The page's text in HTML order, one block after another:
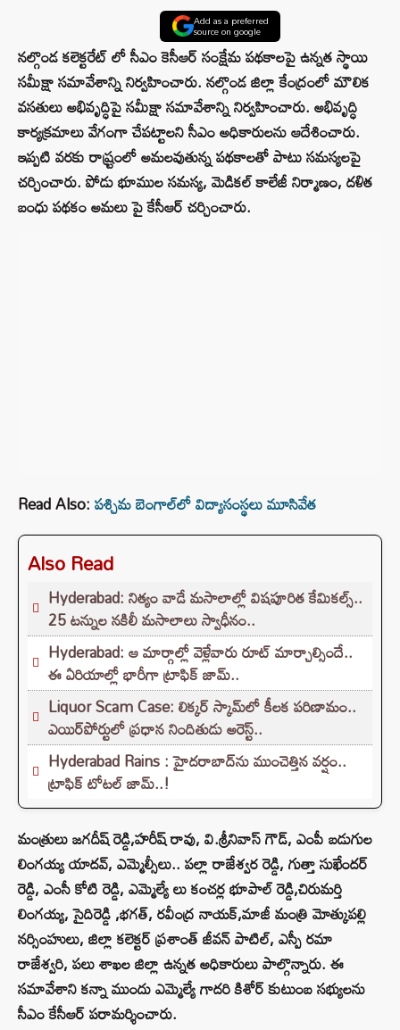
Add as a preferred
source on google
నల్గొండ కలెక్టరేట్ లో సీఎం కెసీఆర్ సంక్షేమ పథకాలపై ఉన్నత స్థాయి
సమీక్షా సమావేశాన్ని నిర్వహించారు. నల్గొండ జిల్లా కేంద్రంలో మౌలిక
వసతులు అభివృద్ధిపై సమీక్షా సమావేశాన్ని నిర్వహించారు. అభివృద్ధి
కార్యక్రమాలు వేగంగా చేపట్టాలని సీఎం అధికారులను ఆదేశించారు.
ఇప్పటి వరకు రాష్ర్టంలో అమలవుతున్న పథకాలతో పాటు సమస్యలపై
చర్చించారు. పోడు భూముల సమస్య, మెడికల్‌ కాలేజీ నిర్మాణం, దళిత
బంధు పథకం అమలు పై కేసీఆర్‌ చర్చించారు.
Read Also:పశ్చిమ బెంగాల్‌లో విద్యాసంస్థలు మూసివేత
Also Read
Hyderabad: నిత్యం వాడే మసాలాల్లో విషపూరిత కేమికల్స్..
25 టన్నుల నకిలీ మసాలాలు స్వాధీనం..
Hyderabad: ఆ మార్గాల్లో వెళ్లేవారు రూట్ మార్చాల్సిందే..
ఈ ఏరియాల్లో భారీగా ట్రాఫిక్ జామ్..
Liquor Scam Case: లిక్కర్ స్కామ్‌లో కీలక పరిణామం..
ఎయిర్‌పోర్టులో ప్రధాన నిందితుడు అరెస్ట్..
Hyderabad Rains : హైదరాబాద్‌ను ముంచెత్తిన వర్షం..
ట్రాఫిక్ టోటల్ జామ్..!
మంత్రులు జగదీష్ రెడ్డి,హరీష్ రావు, వి.శ్రీనివాస్ గౌడ్, ఎంపీ బడుగుల
లింగయ్య యాదవ్, ఎమ్మెల్సీలు.. పల్లా రాజేశ్వర రెడ్డి, గుత్తా సుఖేందర్
రెడ్డి, ఎంసీ కోటి రెడ్డి, ఎమ్మెల్యే లు కంచర్ల భూపాల్ రెడ్డి,చిరుమర్తి
లింగయ్య, సైదిరెడ్డి ,భగత్, రవీంద్ర నాయక్,మాజీ మంత్రి మోత్కుపల్లి
నర్సింహులు, జిల్లా కలెక్టర్ ప్రశాంత్ జీవన్ పాటిల్, ఎస్పీ రమా
రాజేశ్వరి, పలు శాఖల జిల్లా ఉన్నత అధికారులు పాల్గొన్నారు. ఈ
సమావేశాని కన్నా ముందు ఎమ్మెల్యే గాదరి కిశోర్‌ కుటుంబ సభ్యులను
సీఎం కేసీఆర్‌ పరామర్శించారు.